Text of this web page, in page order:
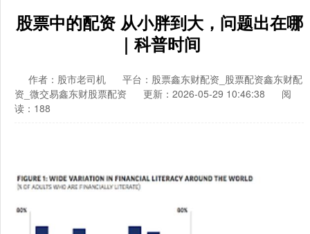
股票中的配资 从小胖到大，问题出在哪
｜科普时间
作者：股市老司机
平台：股票鑫东财配资_股票配资鑫东财配
资_微交易鑫东财股票配资
更新：2026-05-29 10:46:38
阅
读：188